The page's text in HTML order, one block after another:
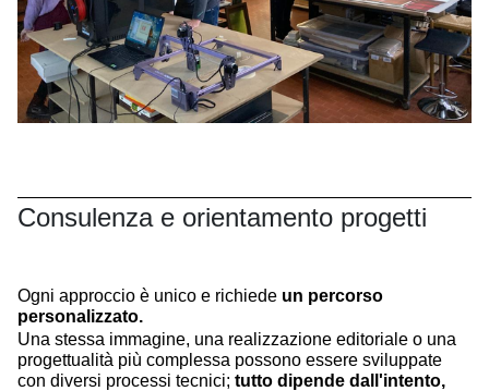
Consulenza e orientamento progetti
Ogni approccio è unico e richiede un percorso
personalizzato.
Una stessa immagine, una realizzazione editoriale o una
progettualità più complessa possono essere sviluppate
con diversi processi tecnici; tutto dipende dall'intento,